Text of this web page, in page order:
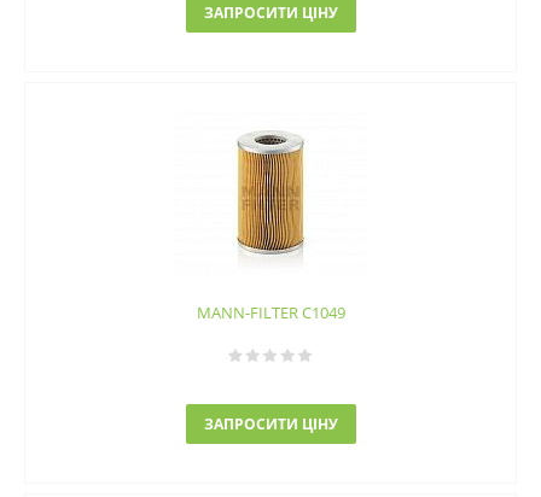
ЗАПРОСИТИ ЦІНУ
MANN-FILTER C1049
ЗАПРОСИТИ ЦІНУ